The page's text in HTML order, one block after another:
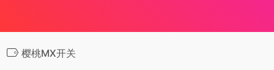
樱桃MX开关